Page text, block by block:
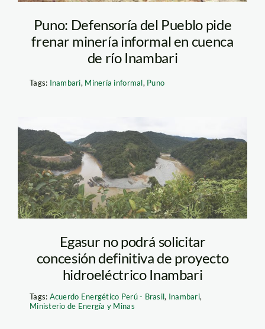
Puno: Defensoría del Pueblo pide
frenar minería informal en cuenca
de río Inambari
Tags: Inambari, Minería informal, Puno
inambari_tm
Egasur no podrá solicitar
concesión definitiva de proyecto
hidroeléctrico Inambari
Tags: Acuerdo Energético Perú - Brasil, Inambari,
Ministerio de Energía y Minas